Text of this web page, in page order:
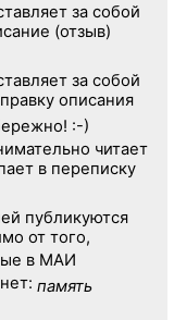
за собой
(отзыв)
за собой
описания
:-)
читает
в переписку
публикуются
от того,
в МАИ
память